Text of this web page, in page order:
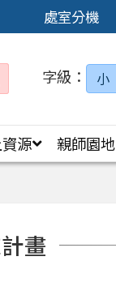
處室分機
字級： 小
源 親師園地
畫